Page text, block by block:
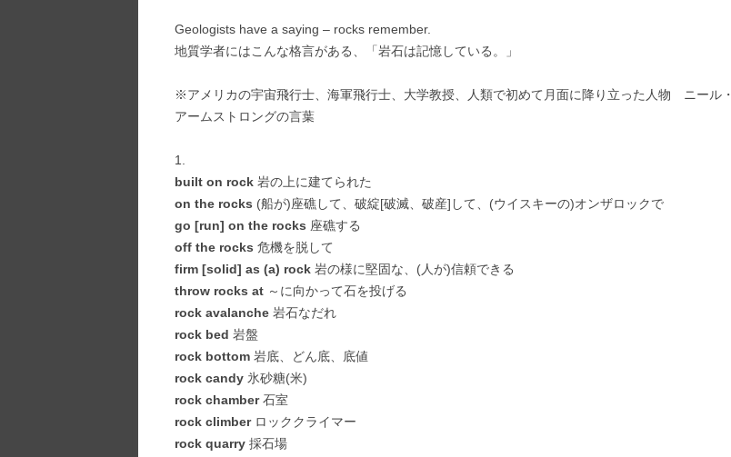
Geologists have a saying – rocks remember.
地質学者にはこんな格言がある、「岩石は記憶している。」
※アメリカの宇宙飛行士、海軍飛行士、大学教授、人類で初めて月面に降り立った人物 ニール・
アームストロングの言葉
1.
built on rock 岩の上に建てられた
on the rocks (船が)座礁して、破綻[破滅、破産]して、(ウイスキーの)オンザロックで
go [run] on the rocks 座礁する
off the rocks 危機を脱して
firm [solid] as (a) rock 岩の様に堅固な、(人が)信頼できる
throw rocks at ～に向かって石を投げる
rock avalanche 岩石なだれ
rock bed 岩盤
rock bottom 岩底、どん底、底値
rock candy 氷砂糖(米)
rock chamber石室
rock climberロッククライマー
rock quarry 採石場